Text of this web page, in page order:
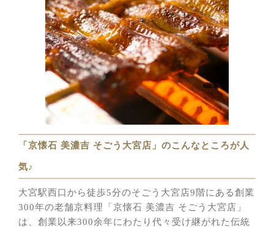
「京懐石 美濃吉 そごう大宮店」のこんなところが人
気♪
大宮駅西口から徒歩5分のそごう大宮店9階にある創業
300年の老舗京料理「京懐石 美濃吉 そごう大宮店」
は、創業以来300余年にわたり代々受け継がれた伝統